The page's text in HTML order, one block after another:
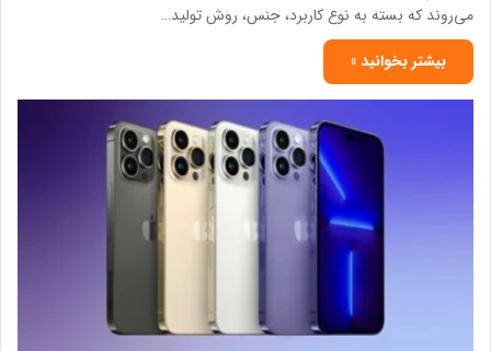
می‌روند که بسته به نوع کاربرد، جنس، روش تولید…
بیشتر بخوانید »